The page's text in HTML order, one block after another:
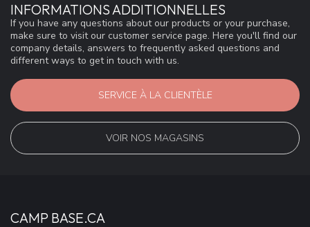
INFORMATIONS ADDITIONNELLES
If you have any questions about our products or your purchase,
make sure to visit our customer service page. Here you'll find our
company details, answers to frequently asked questions and
different ways to get in touch with us.
SERVICE À LA CLIENTÈLE
VOIR NOS MAGASINS
CAMP BASE.CA